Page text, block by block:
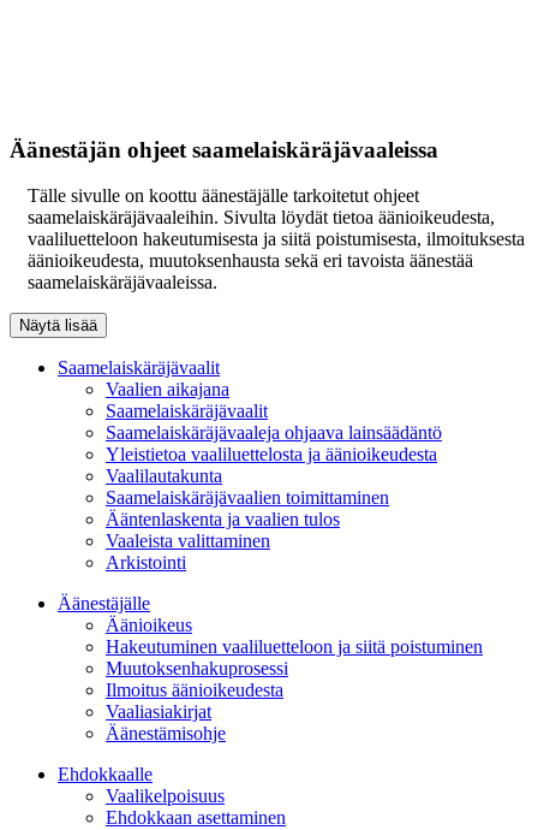
Äänestäjän ohjeet saamelaiskäräjävaaleissa
Tälle sivulle on koottu äänestäjälle tarkoitetut ohjeet
saamelaiskäräjävaaleihin. Sivulta löydät tietoa äänioikeudesta,
vaaliluetteloon hakeutumisesta ja siitä poistumisesta, ilmoituksesta
äänioikeudesta, muutoksenhausta sekä eri tavoista äänestää
saamelaiskäräjävaaleissa.
Saamelaiskäräjävaalit
Vaalien aikajana
Saamelaiskäräjävaalit
Saamelaiskäräjävaaleja ohjaava lainsäädäntö
Yleistietoa vaaliluettelosta ja äänioikeudesta
Vaalilautakunta
Saamelaiskäräjävaalien toimittaminen
Ääntenlaskenta ja vaalien tulos
Vaaleista valittaminen
Arkistointi
Äänestäjälle
Äänioikeus
Hakeutuminen vaaliluetteloon ja siitä poistuminen
Muutoksenhakuprosessi
Ilmoitus äänioikeudesta
Vaaliasiakirjat
Äänestämisohje
Ehdokkaalle
Vaalikelpoisuus
Ehdokkaan asettaminen